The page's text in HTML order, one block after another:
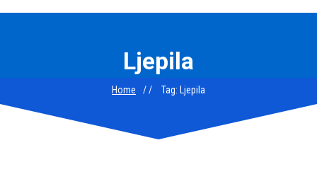
Ljepila
Home Tag: Ljepila